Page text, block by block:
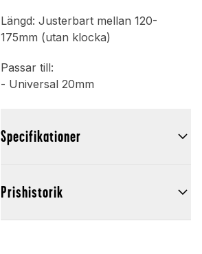
Längd: Justerbart mellan 120-
175mm (utan klocka)
Passar till:
- Universal 20mm
Specifikationer
Prishistorik